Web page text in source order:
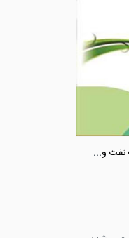
حقوق محیط زیست و توسعه پایدار صنعت نفت و گاز